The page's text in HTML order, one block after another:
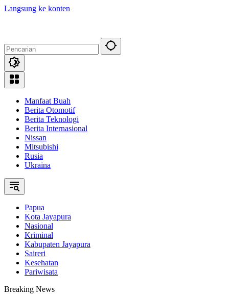
Langsung ke konten
Manfaat Buah
Berita Otomotif
Berita Teknologi
Berita Internasional
Nissan
Mitsubishi
Rusia
Ukraina
Papua
Kota Jayapura
Nasional
Kriminal
Kabupaten Jayapura
Saireri
Kesehatan
Pariwisata
Breaking News